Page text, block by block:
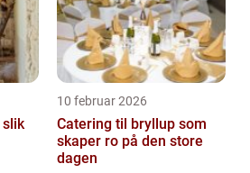
10 februar 2026
Catering til bryllup som
skaper ro på den store
dagen